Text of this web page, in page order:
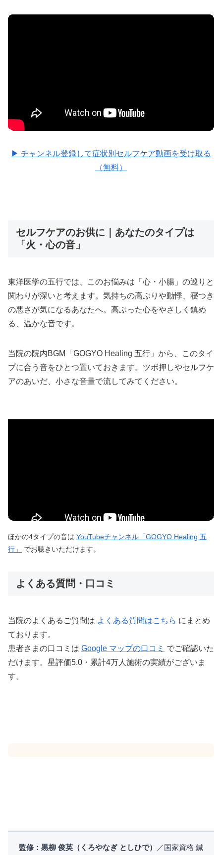
▶ チャンネル登録して症状別セルフケア動画を受け取る
（無料）
セルフケアのお供に｜あなたのタイプは
「火・心の音」
東洋医学の五行では、このお悩みは「心・小腸」の巡りと
関わりが深いと考えます。気持ちの高ぶりや動悸、寝つき
の悪さが気になるあなたへ。高ぶった心をやさしく鎮め
る、温かな音です。
当院の院内BGM「GOGYO Healing 五行」から、このタイ
プに合う音をひとつ置いておきます。ツボ押しやセルフケ
アのあいだ、小さな音量で流してみてください。
ほかの4タイプの音は YouTubeチャンネル「GOGYO Healing 五
行」
でお聴きいただけます。
よくある質問・口コミ
当院のよくあるご質問は よくある質問はこちら にまとめ
ております。
患者さまの口コミは Google マップの口コミ でご確認いた
だけます。星評価5.0・累計4万人施術の実績がございま
す。
監修：黒柳 俊英（くろやなぎ としひで） ／国家資格 鍼